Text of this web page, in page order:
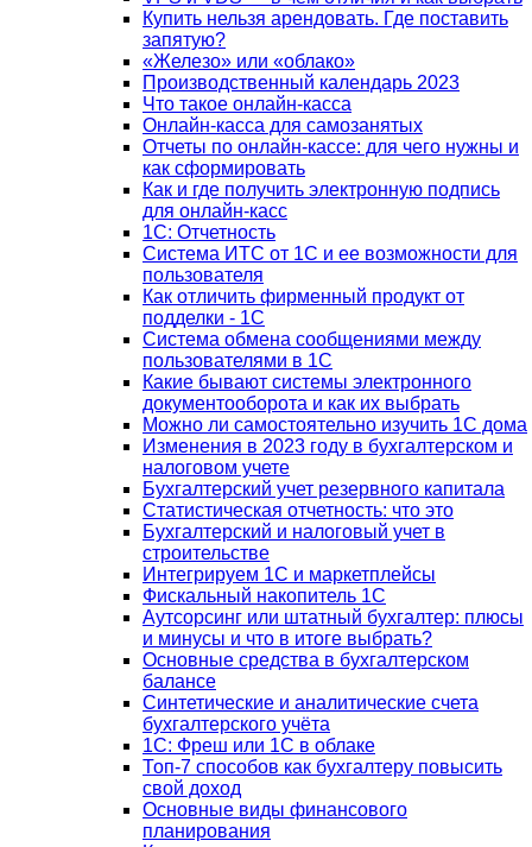
Купить нельзя арендовать. Где поставить
запятую?
«Железо» или «облако»
Производственный календарь 2023
Что такое онлайн-касса
Онлайн-касса для самозанятых
Отчеты по онлайн-кассе: для чего нужны и
как сформировать
Как и где получить электронную подпись
для онлайн-касс
1С: Отчетность
Система ИТС от 1С и ее возможности для
пользователя
Как отличить фирменный продукт от
подделки - 1С
Система обмена сообщениями между
пользователями в 1С
Какие бывают системы электронного
документооборота и как их выбрать
Можно ли самостоятельно изучить 1С дома
Изменения в 2023 году в бухгалтерском и
налоговом учете
Бухгалтерский учет резервного капитала
Статистическая отчетность: что это
Бухгалтерский и налоговый учет в
строительстве
Интегрируем 1С и маркетплейсы
Фискальный накопитель 1С
Аутсорсинг или штатный бухгалтер: плюсы
и минусы и что в итоге выбрать?
Основные средства в бухгалтерском
балансе
Синтетические и аналитические счета
бухгалтерского учёта
1C: Фреш или 1С в облаке
Топ-7 способов как бухгалтеру повысить
свой доход
Основные виды финансового
планирования